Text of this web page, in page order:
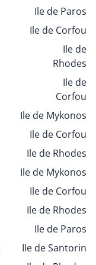
Ile de Paros
Ile de Corfou
Ile de
Rhodes
Ile de
Corfou
Ile de Mykonos
Ile de Corfou
Ile de Rhodes
Ile de Mykonos
Ile de Corfou
Ile de Rhodes
Ile de Paros
Ile de Santorin